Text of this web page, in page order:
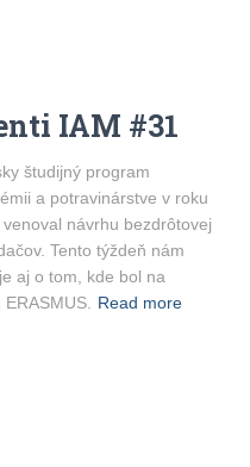
IAM #31
študijný program
a potravinárstve v roku
návrhu bezdrôtovej
Tento týždeň nám
aj o tom, kde bol na
Read more